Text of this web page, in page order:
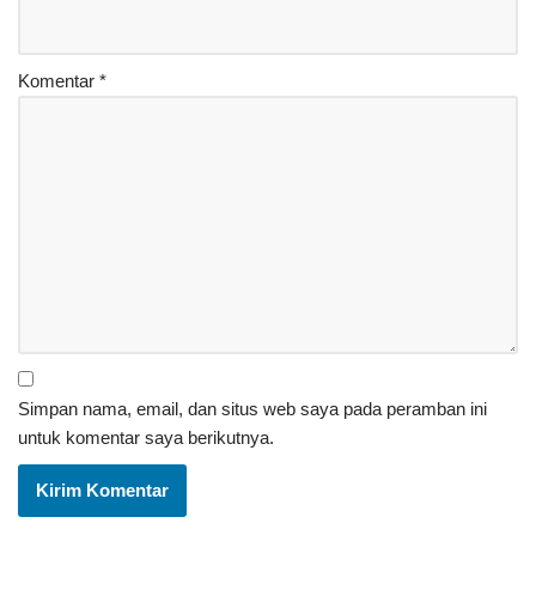
Komentar *
Simpan nama, email, dan situs web saya pada peramban ini
untuk komentar saya berikutnya.